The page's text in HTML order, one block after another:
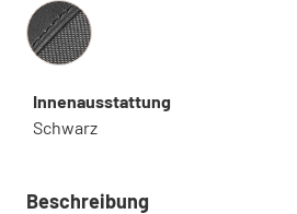
Innenausstattung
Innenausstattung
Schwarz
Beschreibung